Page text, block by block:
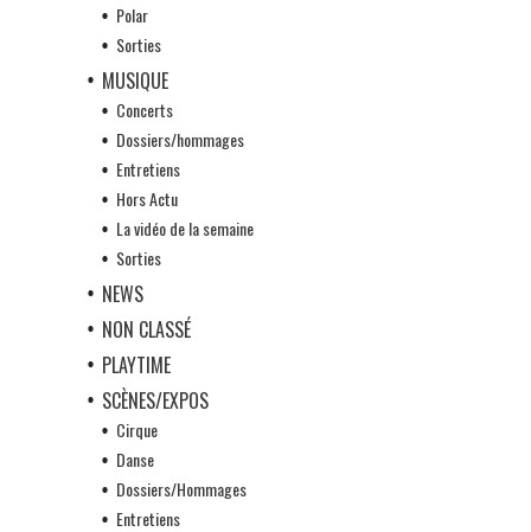
Polar
Sorties
MUSIQUE
Concerts
Dossiers/hommages
Entretiens
Hors Actu
La vidéo de la semaine
Sorties
NEWS
NON CLASSÉ
PLAYTIME
SCÈNES/EXPOS
Cirque
Danse
Dossiers/Hommages
Entretiens